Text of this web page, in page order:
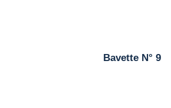
Bavette N° 9